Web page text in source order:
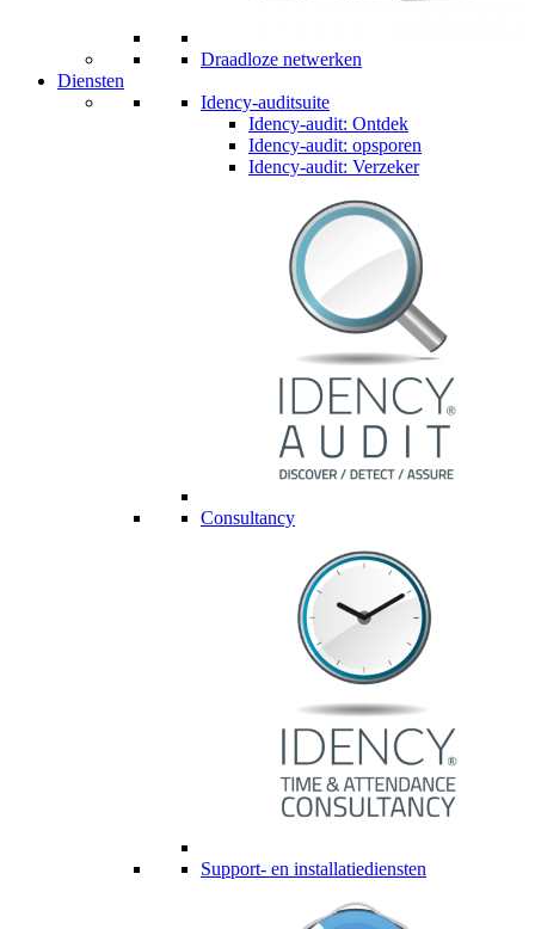
Draadloze netwerken
Diensten
Idency-auditsuite
Idency-audit: Ontdek
Idency-audit: opsporen
Idency-audit: Verzeker
Consultancy
Support- en installatiediensten